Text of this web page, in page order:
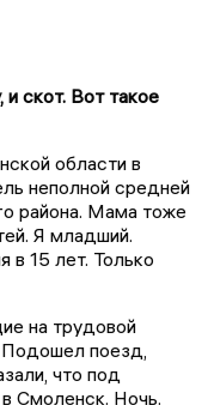
скот. Вот такое
области в
неполной средней
района. Мама тоже
Я младший.
в 15 лет. Только
на трудовой
Подошел поезд,
что под
Смоленск. Ночь.